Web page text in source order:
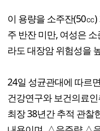
이 용량을 소주잔(50㏄
주 반잔 미만, 여성은
라도 대장암 위험성을
24일 성균관대에 따르
건강연구와 보건의료
최장 38년간 추적 관찰